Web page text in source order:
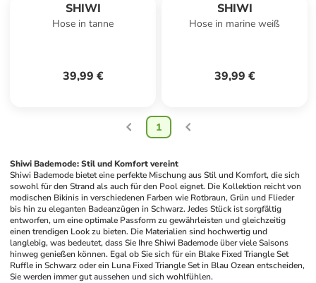
SHIWI
Hose in tanne
39,99 €
SHIWI
Hose in marine weiß
39,99 €
1
Shiwi Bademode: Stil und Komfort vereint
Shiwi Bademode bietet eine perfekte Mischung aus Stil und Komfort, die sich
sowohl für den Strand als auch für den Pool eignet. Die Kollektion reicht von
modischen Bikinis in verschiedenen Farben wie Rotbraun, Grün und Flieder
bis hin zu eleganten Badeanzügen in Schwarz. Jedes Stück ist sorgfältig
entworfen, um eine optimale Passform zu gewährleisten und gleichzeitig
einen trendigen Look zu bieten. Die Materialien sind hochwertig und
langlebig, was bedeutet, dass Sie Ihre Shiwi Bademode über viele Saisons
hinweg genießen können. Egal ob Sie sich für ein Blake Fixed Triangle Set
Ruffle in Schwarz oder ein Luna Fixed Triangle Set in Blau Ozean entscheiden,
Sie werden immer gut aussehen und sich wohlfühlen.